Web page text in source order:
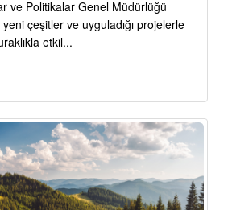
ve Politikalar Genel Müdürlüğü
çeşitler ve uyguladığı projelerle
etkil...